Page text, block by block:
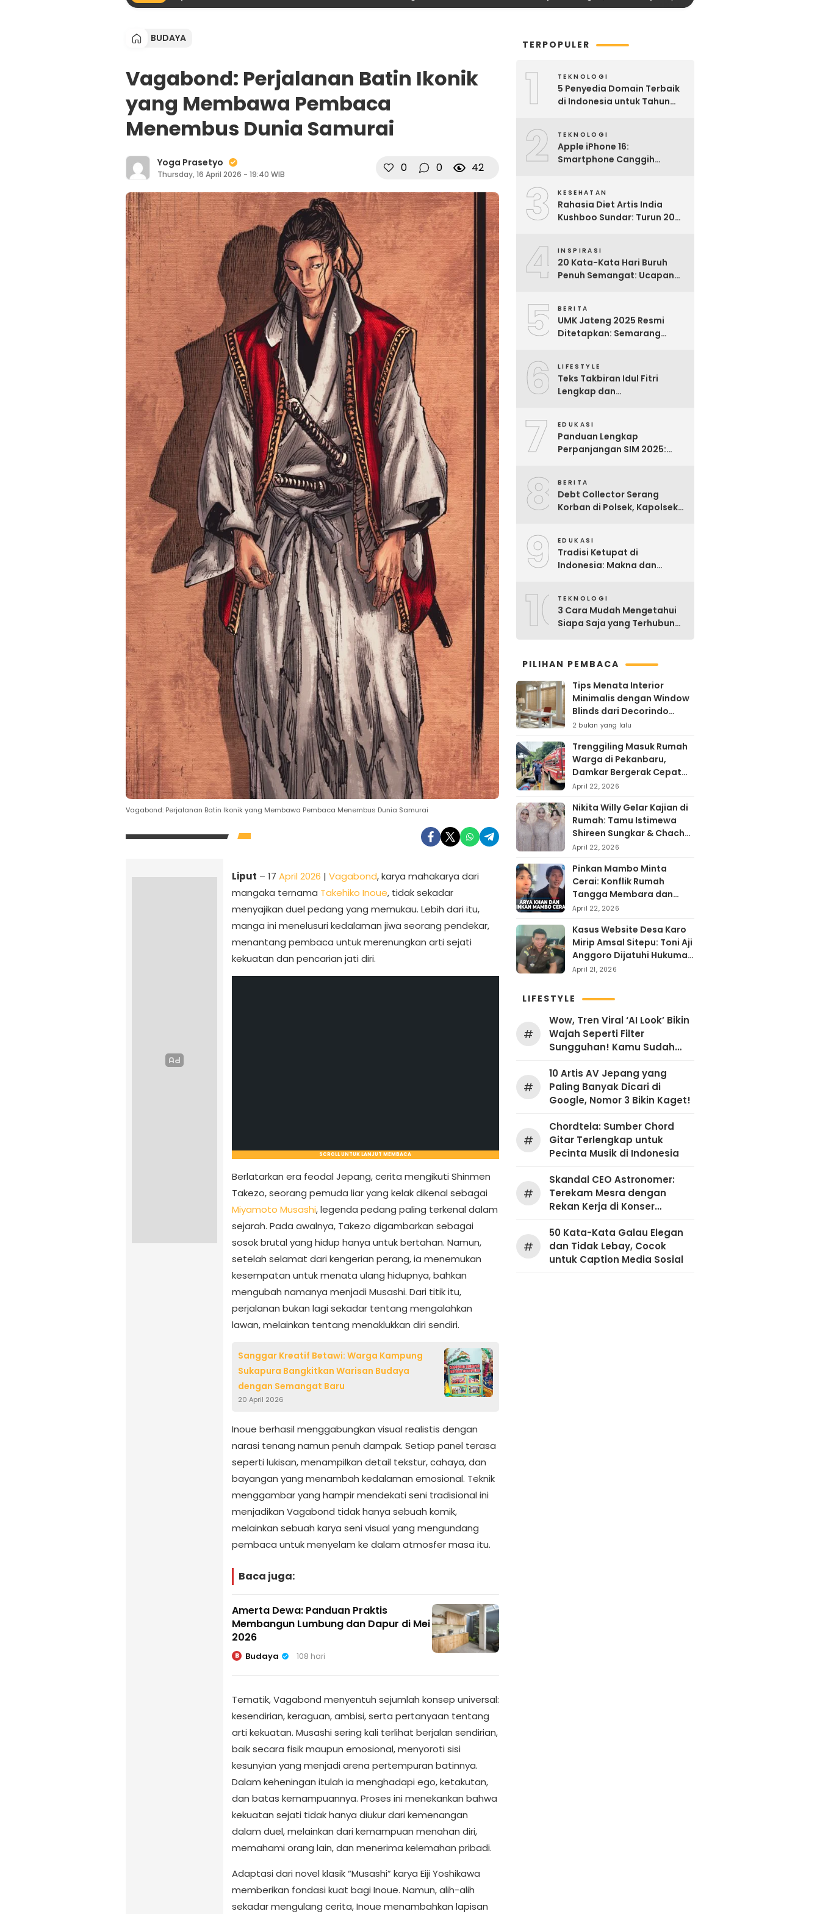
BUDAYA
Vagabond: Perjalanan Batin Ikonik
yang Membawa Pembaca
Menembus Dunia Samurai
Yoga Prasetyo
Thursday, 16 April 2026 - 19:40 WIB 0 0 42
Vagabond: Perjalanan Batin Ikonik yang Membawa Pembaca Menembus Dunia Samurai
Liput – 17 April 2026 | Vagabond, karya mahakarya dari
mangaka ternama Takehiko Inoue, tidak sekadar
menyajikan duel pedang yang memukau. Lebih dari itu,
manga ini menelusuri kedalaman jiwa seorang pendekar,
menantang pembaca untuk merenungkan arti sejati
kekuatan dan pencarian jati diri.
SCROLL UNTUK LANJUT MEMBACA
Berlatarkan era feodal Jepang, cerita mengikuti Shinmen
Takezo, seorang pemuda liar yang kelak dikenal sebagai
Miyamoto Musashi, legenda pedang paling terkenal dalam
sejarah. Pada awalnya, Takezo digambarkan sebagai
sosok brutal yang hidup hanya untuk bertahan. Namun,
setelah selamat dari kengerian perang, ia menemukan
kesempatan untuk menata ulang hidupnya, bahkan
mengubah namanya menjadi Musashi. Dari titik itu,
perjalanan bukan lagi sekadar tentang mengalahkan
lawan, melainkan tentang menaklukkan diri sendiri.
Sanggar Kreatif Betawi: Warga Kampung
Sukapura Bangkitkan Warisan Budaya
dengan Semangat Baru
20 April 2026
Inoue berhasil menggabungkan visual realistis dengan
narasi tenang namun penuh dampak. Setiap panel terasa
seperti lukisan, menampilkan detail tekstur, cahaya, dan
bayangan yang menambah kedalaman emosional. Teknik
menggambar yang hampir mendekati seni tradisional ini
menjadikan Vagabond tidak hanya sebuah komik,
melainkan sebuah karya seni visual yang mengundang
pembaca untuk menyelam ke dalam atmosfer masa itu.
Baca juga:
Amerta Dewa: Panduan Praktis
Membangun Lumbung dan Dapur di Mei
2026
B Budaya 108 hari
Tematik, Vagabond menyentuh sejumlah konsep universal:
kesendirian, keraguan, ambisi, serta pertanyaan tentang
arti kekuatan. Musashi sering kali terlihat berjalan sendirian,
baik secara fisik maupun emosional, menyoroti sisi
kesunyian yang menjadi arena pertempuran batinnya.
Dalam keheningan itulah ia menghadapi ego, ketakutan,
dan batas kemampuannya. Proses ini menekankan bahwa
kekuatan sejati tidak hanya diukur dari kemenangan
dalam duel, melainkan dari kemampuan menahan diri,
memahami orang lain, dan menerima kelemahan pribadi.
Adaptasi dari novel klasik “Musashi” karya Eiji Yoshikawa
memberikan fondasi kuat bagi Inoue. Namun, alih-alih
sekadar mengulang cerita, Inoue menambahkan lapisan
TERPOPULER
1 TEKNOLOGI
5 Penyedia Domain Terbaik
di Indonesia untuk Tahun
2 TEKNOLOGI
Apple iPhone 16:
Smartphone Canggih
3 KESEHATAN
Rahasia Diet Artis India
Kushboo Sundar: Turun 20
4 INSPIRASI
20 Kata-Kata Hari Buruh
Penuh Semangat: Ucapan
5 BERITA
UMK Jateng 2025 Resmi
Ditetapkan: Semarang
6 LIFESTYLE
Teks Takbiran Idul Fitri
Lengkap dan
7 EDUKASI
Panduan Lengkap
Perpanjangan SIM 2025:
8 BERITA
Debt Collector Serang
Korban di Polsek, Kapolsek
9 EDUKASI
Tradisi Ketupat di
Indonesia: Makna dan
10TEKNOLOGI
3 Cara Mudah Mengetahui
Siapa Saja yang Terhubung
PILIHAN PEMBACA
Tips Menata Interior
Minimalis dengan Window
Blinds dari Decorindo
Perkasa
2 bulan yang lalu
Trenggiling Masuk Rumah
Warga di Pekanbaru,
Damkar Bergerak Cepat
Lakukan Evakuasi Aman
April 22, 2026
Nikita Willy Gelar Kajian di
Rumah: Tamu Istimewa
Shireen Sungkar & Chacha
Frederika, Rayakan Hari
Kartini dengan
Kehangatan
April 22, 2026
Pinkan Mambo Minta
Cerai: Konflik Rumah
Tangga Membara dan
Kontroversi Uang Endorse
Arya Khan
April 22, 2026
Kasus Website Desa Karo
Mirip Amsal Sitepu: Toni Aji
Anggoro Dijatuhi Hukuman
Penjara
April 21, 2026
LIFESTYLE
#
Wow, Tren Viral ‘AI Look’ Bikin
Wajah Seperti Filter
Sungguhan! Kamu Sudah
#
10 Artis AV Jepang yang
Paling Banyak Dicari di
Google, Nomor 3 Bikin Kaget!
#
Chordtela: Sumber Chord
Gitar Terlengkap untuk
Pecinta Musik di Indonesia
#
Skandal CEO Astronomer:
Terekam Mesra dengan
Rekan Kerja di Konser
#
50 Kata-Kata Galau Elegan
dan Tidak Lebay, Cocok
untuk Caption Media Sosial